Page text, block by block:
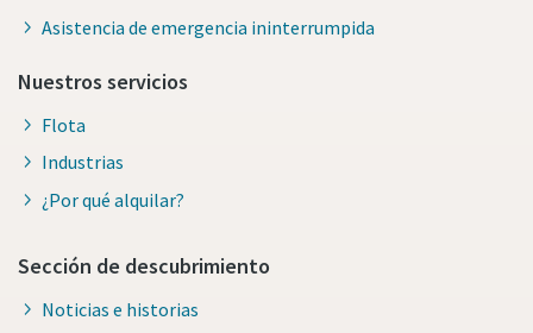
Asistencia de emergencia ininterrumpida
Nuestros servicios
Flota
Industrias
¿Por qué alquilar?
Sección de descubrimiento
Noticias e historias